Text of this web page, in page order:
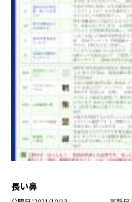
長い鼻